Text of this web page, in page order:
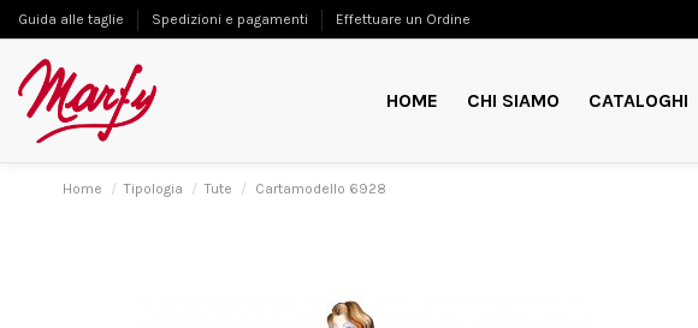
Guida alle taglie Spedizioni e pagamenti Effettuare un Ordine
HOME CHI SIAMO CATALOGHI
Home Tipologia Tute Cartamodello 6928